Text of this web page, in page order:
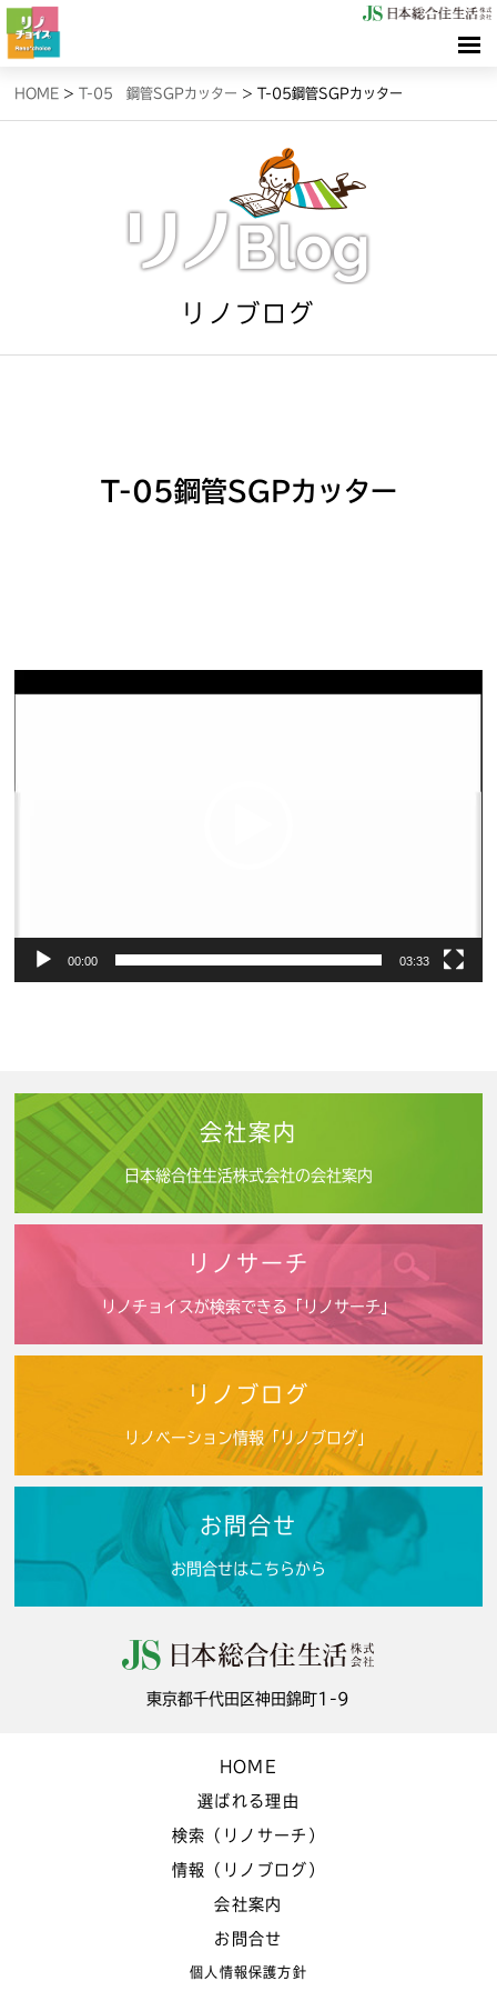
HOME
情報（リノブログ）
HOME >T-05 鋼管SGPカッター >T-05鋼管SGPカッター
リノブログ
T-05鋼管SGPカッター
00:00 03:33
会社案内
日本総合住生活株式会社の会社案内
リノサーチ
リノチョイスが検索できる「リノサーチ」
リノブログ
リノベーション情報「リノブログ」
お問合せ
お問合せはこちらから
東京都千代田区神田錦町1-9
HOME
選ばれる理由
検索（リノサーチ）
情報（リノブログ）
会社案内
お問合せ
個人情報保護方針